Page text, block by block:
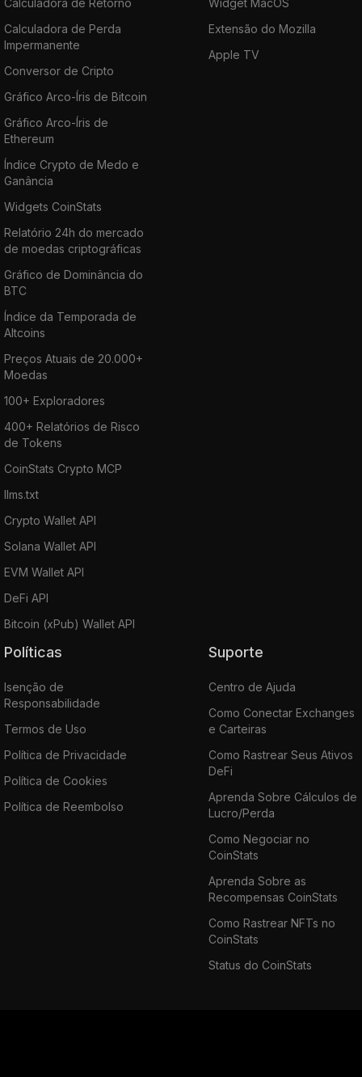
Calculadora de Perda
Impermanente
Conversor de Cripto
Gráfico Arco-Íris de Bitcoin
Gráfico Arco-Íris de
Ethereum
Índice Crypto de Medo e
Ganância
Widgets CoinStats
Relatório 24h do mercado
de moedas criptográficas
Gráfico de Dominância do
BTC
Índice da Temporada de
Altcoins
Preços Atuais de 20.000+
Moedas
100+ Exploradores
400+ Relatórios de Risco
de Tokens
CoinStats Crypto MCP
llms.txt
Crypto Wallet API
Solana Wallet API
EVM Wallet API
DeFi API
Bitcoin (xPub) Wallet API
Extensão do Mozilla
Apple TV
Políticas
Isenção de
Responsabilidade
Termos de Uso
Política de Privacidade
Política de Cookies
Política de Reembolso
Suporte
Centro de Ajuda
Como Conectar Exchanges
e Carteiras
Como Rastrear Seus Ativos
DeFi
Aprenda Sobre Cálculos de
Lucro/Perda
Como Negociar no
CoinStats
Aprenda Sobre as
Recompensas CoinStats
Como Rastrear NFTs no
CoinStats
Status do CoinStats